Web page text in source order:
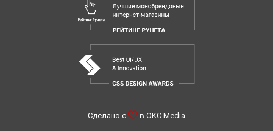
Сделано с в OKC.Media